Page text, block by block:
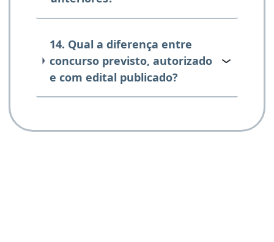
14. Qual a diferença entre
concurso previsto, autorizado
e com edital publicado?